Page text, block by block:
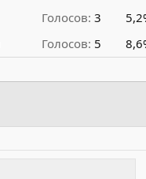
Голосов: 3
Голосов: 5